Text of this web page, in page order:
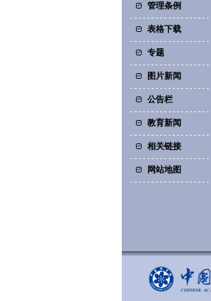
管理条例
表格下载
专题
图片新闻
公告栏
教育新闻
相关链接
网站地图